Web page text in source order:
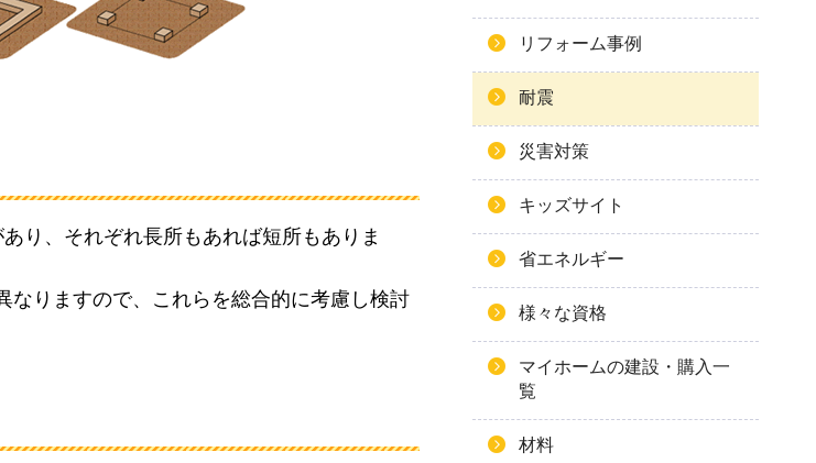
り、それぞれ長所もあれば短所もありま
なりますので、これらを総合的に考慮し検討
リフォーム事例
耐震
災害対策
キッズサイト
省エネルギー
様々な資格
マイホームの建設・購入一
覧
材料